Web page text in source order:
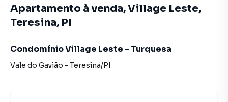
Apartamento à venda, Village Leste,
Teresina, PI
Condomínio Village Leste - Turquesa
Vale do Gavião - Teresina/PI